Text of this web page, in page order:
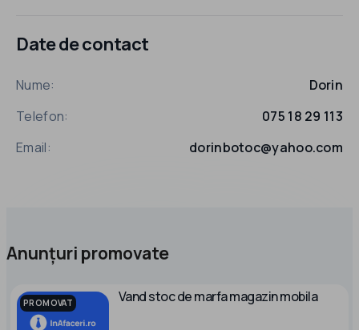
Date de contact
Nume:
Dorin
Telefon:
075 18 29 113
Email:
dorinbotoc@yahoo.com
Anunțuri promovate
PROMOVAT Vand stoc de marfa magazin mobila